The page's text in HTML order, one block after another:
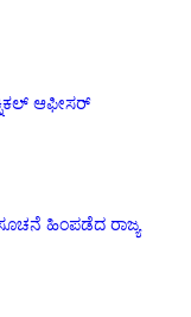
ಆಫೀಸರ್
ಹಿಂಪಡೆದ ರಾಜ್ಯ